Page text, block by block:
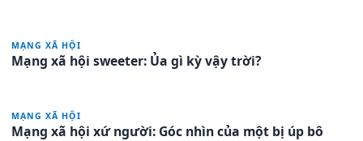
MẠNG XÃ HỘI
Mạng xã hội sweeter: Ủa gì kỳ vậy trời?
MẠNG XÃ HỘI
Mạng xã hội xứ người: Góc nhìn của một bị úp bô